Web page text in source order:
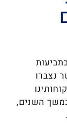
נפגעים בתביעות
נצברו
במשך השנים,